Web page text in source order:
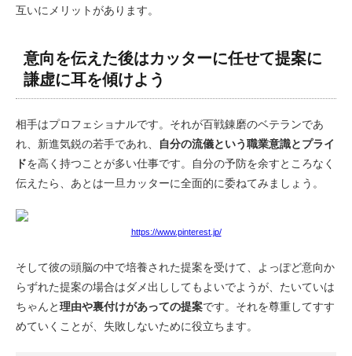
互いにメリットがあります。
意向を伝えた後はカッターに任せて提案に
謙虚に耳を傾けよう
相手はプロフェショナルです。それが百戦錬磨のベテランであ
れ、新進気鋭の若手であれ、
自分の流儀という職業意識とプライ
ドを高く持つことが多い仕事です。自分の予防を余すところなく
伝えたら、あとは一旦カッターに全面的に委ねてみましょう。
https://www.pinterest.jp/
そして彼の頭脳の中で培養された提案を受けて、よっぽど意向か
らずれた提案の場合はダメ出ししてもよいでようが、たいていは
ちゃんと理由や裏付けがあっての提案です。それを尊重してすす
めていくことが、失敗しないために役立ちます。